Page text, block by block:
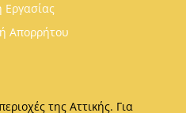
Εργασίας
Απορρήτου
της Αττικής. Για